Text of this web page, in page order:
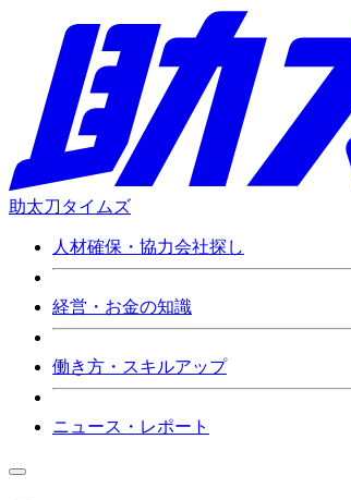
助太刀タイムズ
人材確保・協力会社探し
経営・お金の知識
働き方・スキルアップ
ニュース・レポート